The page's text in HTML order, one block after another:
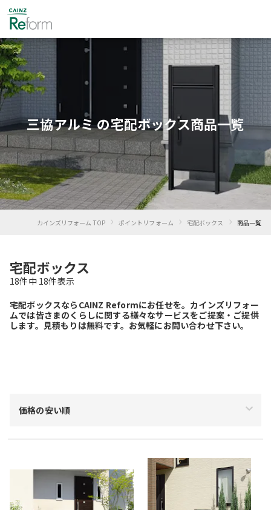
三協アルミ の宅配ボックス商品一覧
カインズリフォーム TOP › ポイントリフォーム › 宅配ボックス › 商品一覧
宅配ボックス
18件中 18件表示
宅配ボックスならCAINZ Reformにお任せを。カインズリフォー
ムでは皆さまのくらしに関する様々なサービスをご提案・ご提供
します。見積もりは無料です。お気軽にお問い合わせ下さい。
価格の安い順